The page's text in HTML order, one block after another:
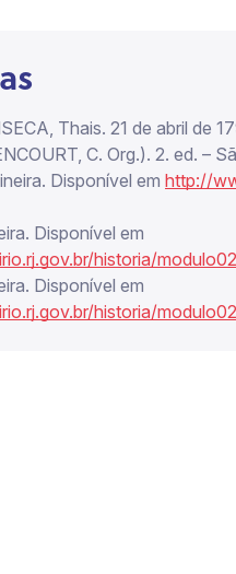
Thais. 21 de abril de
C. Org.). 2. ed. –
Disponível em http://
Disponível em
historia/
Disponível em
historia/